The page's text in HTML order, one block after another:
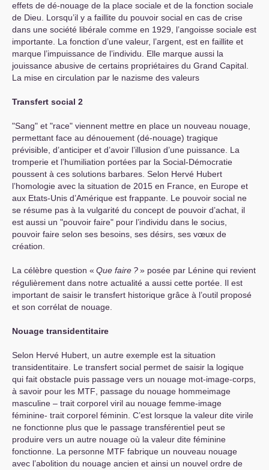
effets de dé-nouage de la place sociale et de la fonction sociale
de Dieu. Lorsqu’il y a faillite du pouvoir social en cas de crise
dans une société libérale comme en 1929, l’angoisse sociale est
importante. La fonction d’une valeur, l’argent, est en faillite et
marque l’impuissance de l’individu. Elle marque aussi la
jouissance abusive de certains propriétaires du Grand Capital.
La mise en circulation par le nazisme des valeurs
Transfert social 2
"Sang" et "race" viennent mettre en place un nouveau nouage,
permettant face au dénouement (dé-nouage) tragique
prévisible, d’anticiper et d’avoir l’illusion d’une puissance. La
tromperie et l’humiliation portées par la Social-Démocratie
poussent à ces solutions barbares. Selon Hervé Hubert
l’homologie avec la situation de 2015 en France, en Europe et
aux Etats-Unis d’Amérique est frappante. Le pouvoir social ne
se résume pas à la vulgarité du concept de pouvoir d’achat, il
est aussi un "pouvoir faire" pour l’individu dans le socius,
pouvoir faire selon ses besoins, ses désirs, ses vœux de
création.
La célèbre question « Que faire ?» posée par Lénine qui revient
régulièrement dans notre actualité a aussi cette portée. Il est
important de saisir le transfert historique grâce à l’outil proposé
et son corrélat de nouage.
Nouage transidentitaire
Selon Hervé Hubert, un autre exemple est la situation
transidentitaire. Le transfert social permet de saisir la logique
qui fait obstacle puis passage vers un nouage mot-image-corps,
à savoir pour les MTF , passage du nouage hommeimage
masculine – trait corporel viril au nouage femme-image
féminine- trait corporel féminin. C’est lorsque la valeur dite virile
ne fonctionne plus que le passage transférentiel peut se
produire vers un autre nouage où la valeur dite féminine
fonctionne. La personne MTF fabrique un nouveau nouage
avec l’abolition du nouage ancien et ainsi un nouvel ordre de